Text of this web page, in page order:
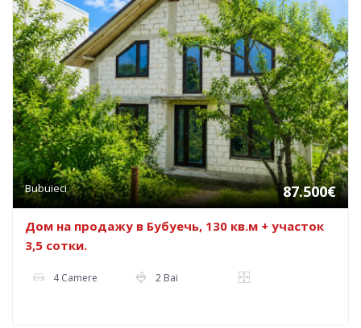
Bubuieci 87.500€
Дом на продажу в Бубуечь, 130 кв.м + участок
3,5 сотки.
4 Camere 2 Bai